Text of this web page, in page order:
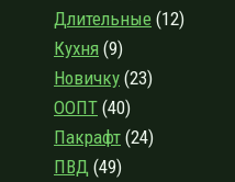
ПОКУПКЕ
Длительные (12)
Кухня (9)
Новичку (23)
ООПТ (40)
Пакрафт (24)
ПВД (49)